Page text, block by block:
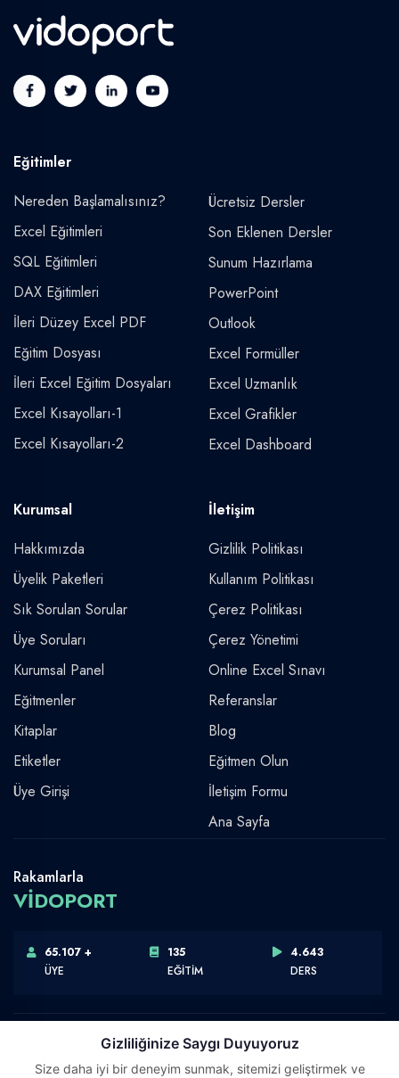
Eğitimler
Nereden Başlamalısınız?
Excel Eğitimleri
SQL Eğitimleri
DAX Eğitimleri
İleri Düzey Excel PDF
Eğitim Dosyası
İleri Excel Eğitim Dosyaları
Excel Kısayolları-1
Excel Kısayolları-2
Ücretsiz Dersler
Son Eklenen Dersler
Sunum Hazırlama
PowerPoint
Outlook
Excel Formüller
Excel Uzmanlık
Excel Grafikler
Excel Dashboard
Kurumsal
Hakkımızda
Üyelik Paketleri
Sık Sorulan Sorular
Üye Soruları
Kurumsal Panel
Eğitmenler
Kitaplar
Etiketler
Üye Girişi
İletişim
Gizlilik Politikası
Kullanım Politikası
Çerez Politikası
Çerez Yönetimi
Online Excel Sınavı
Referanslar
Blog
Eğitmen Olun
İletişim Formu
Ana Sayfa
Rakamlarla
VİDOPORT
65.107 +
ÜYE
135
EĞİTİM
4.643
DERS
Gizliliğinize Saygı Duyuyoruz
Size daha iyi bir deneyim sunmak, sitemizi geliştirmek ve